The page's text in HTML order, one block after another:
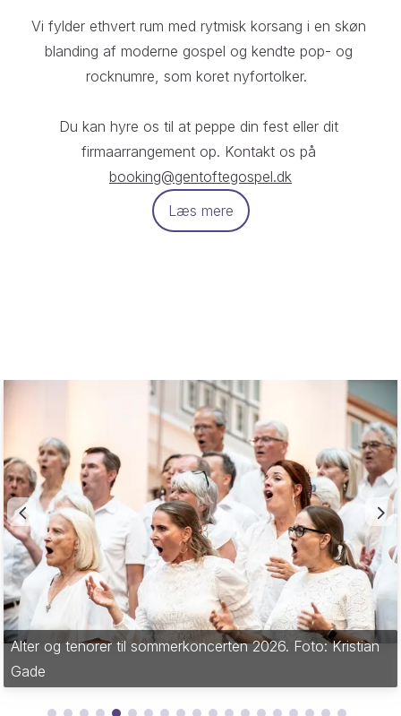
Vi fylder ethvert rum med rytmisk korsang i en skøn
blanding af moderne gospel og kendte pop- og
rocknumre, som koret nyfortolker.
Du kan hyre os til at peppe din fest eller dit
booking@gentoftegospel.dk
Læs mere
Alter og tenorer til sommerkoncerten 2026. Foto: Kristian
Gade